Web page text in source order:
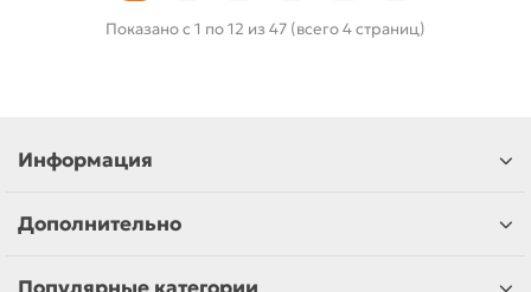
Показано с 1 по 12 из 47 (всего 4 страниц)
Информация
Дополнительно